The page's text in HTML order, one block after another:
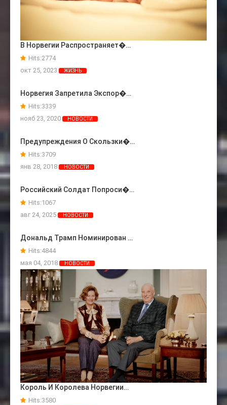
В Норвегии Распространяет�…
Hits:2774
окт 25, 2023
ЖИЗНЬ
Норвегия Запретила Экспор�…
Hits:3339
нояб 23, 2020
НОВОСТИ
Предупреждения О Скользки�…
Hits:3709
янв 28, 2018
НОВОСТИ
Российский Солдат Попроси�…
Hits:1067
авг 24, 2025
НОВОСТИ
Дональд Трамп Номинирован …
Hits:4844
мая 04, 2018
НОВОСТИ
Король И Королева Норвегии…
Hits:3580